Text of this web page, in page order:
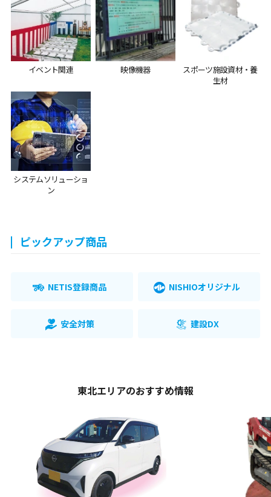
イベント関連 映像機器
スポーツ施設資材・養
生材
システムソリューショ
ン
ピックアップ商品
NETIS登録商品 NISHIOオリジナル
安全対策 建設DX
東北エリアのおすすめ情報